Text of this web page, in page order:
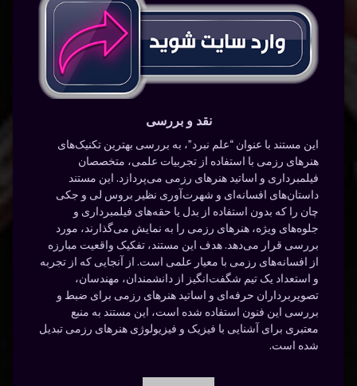
نقد و بررسی
این مستند با عنوان “علم نبرد”، به بررسی بهترین تکنیک‌های
هنرهای رزمی با استفاده از تجربیات علمی، متخصصان
فیلمبرداری و اساتید هنرهای رزمی می‌پردازد. این مستند
داستان‌های افسانه‌ای و شهرت‌آوری نظیر بروس لی و جکی
چان را که بدون استفاده از بدل یا حقه‌های فیلمبرداری و
جلوه‌های ویژه، هنرهای رزمی را به نمایش می‌گذارند، مورد
بررسی قرار می‌دهد. هدف این مستند، تفکیک واقعیت مبارزه
از افسانه‌های رزمی با معیار علمی است. از آنجایی که از تجربه
و استعداد یک تیم شگفت‌انگیز از دانشمندان، مهندسان،
تصویربرداران حرفه‌ای و اساتید هنرهای رزمی برای ضبط و
بررسی این فنون استفاده شده است، این مستند به منبع
معتبری برای آشنایی با فیزیک و فیزیولوژی هنرهای رزمی تبدیل
شده است.